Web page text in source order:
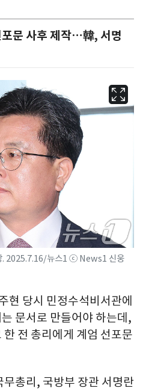
문 사후 제작…韓, 서명
. 2025.7.16/뉴스1 ⓒ News1 신웅
현 당시 민정수석비서관에
문서로 만들어야 하는데,
전 총리에게 계엄 선포문
총리, 국방부 장관 서명란